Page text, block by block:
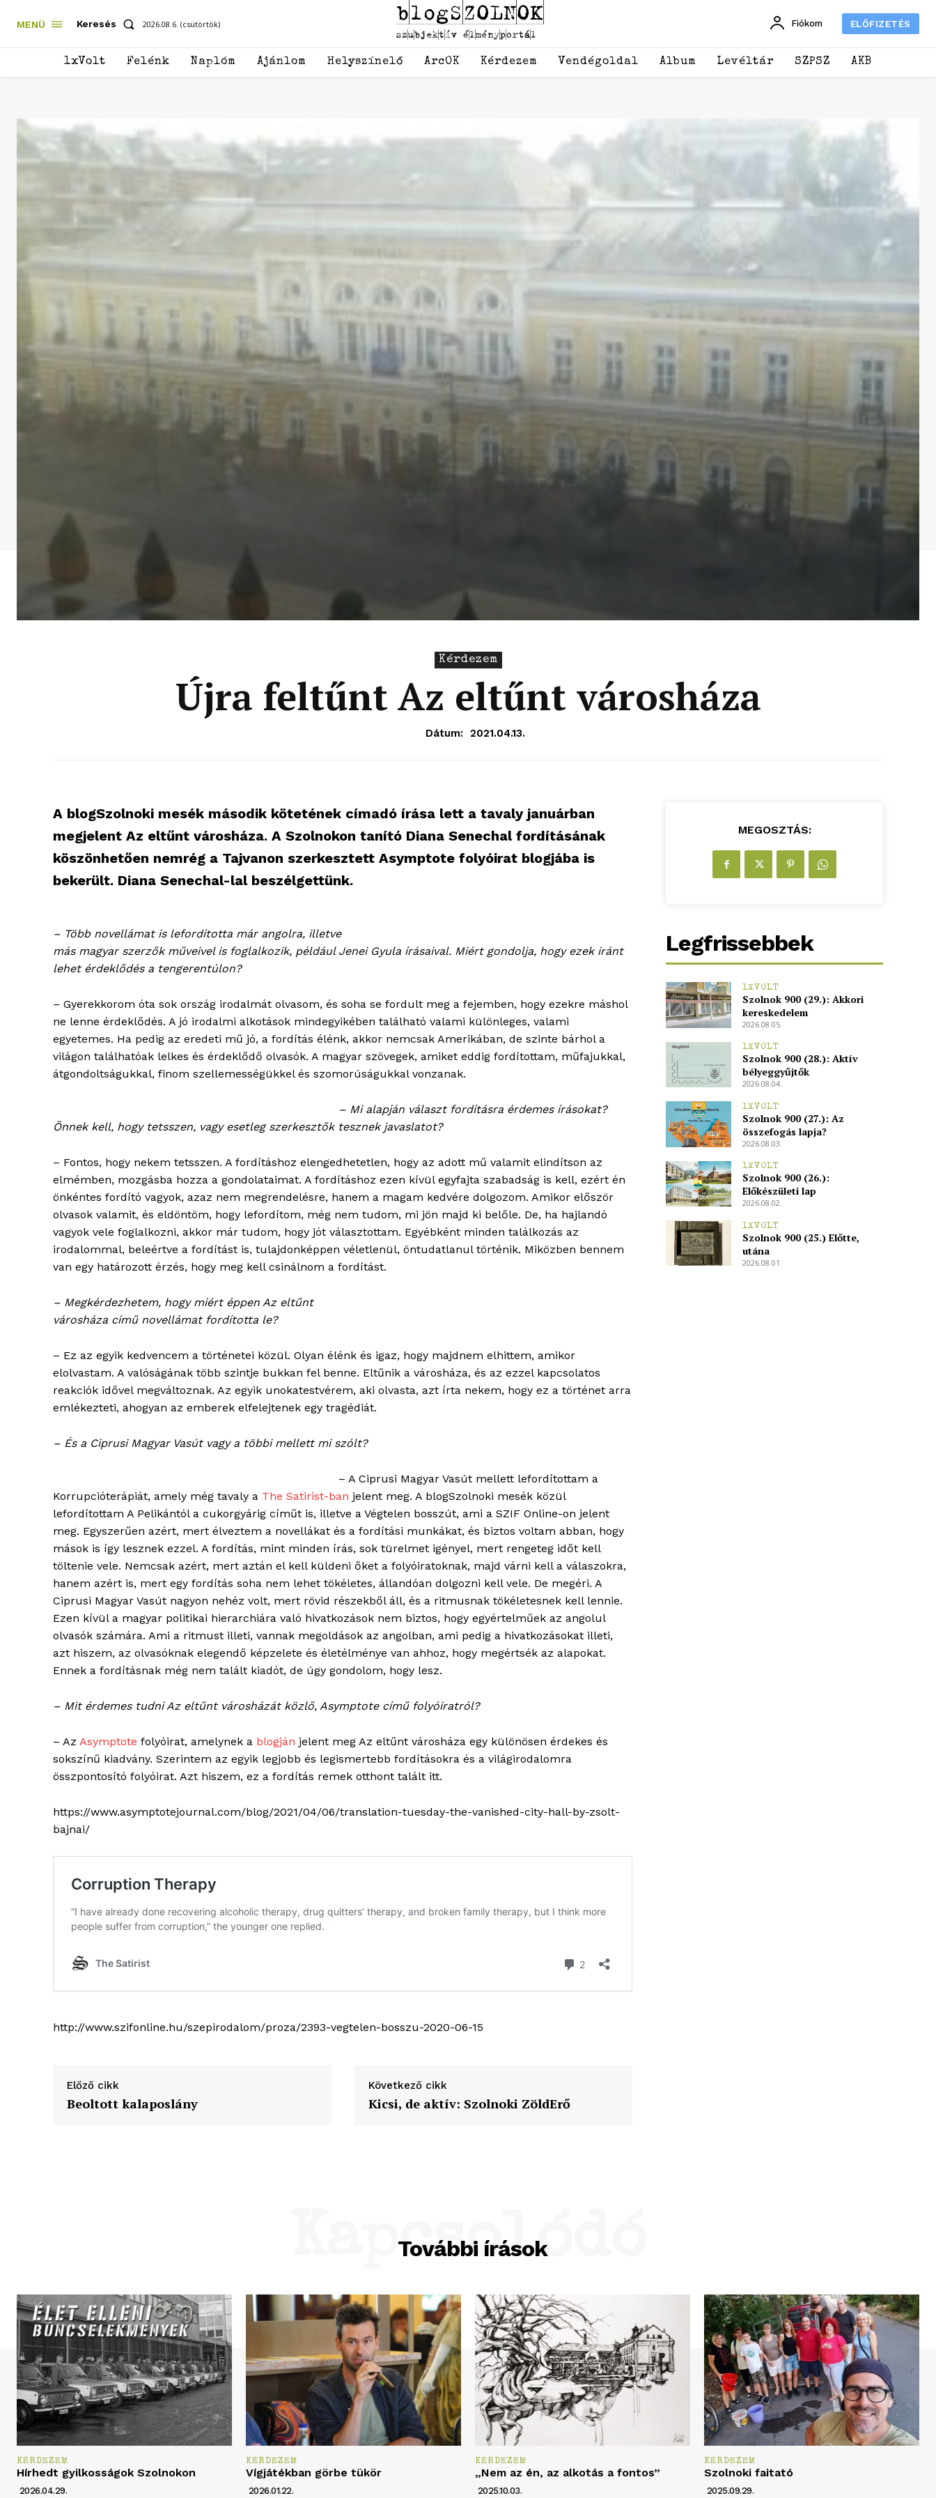
szubjektív
élményportál
ELŐFIZETÉS
Hasznos
Adatkezelési tájékoztató
Hirdetés
MENÜ Keresés 2026.08.6. (csütörtök) Fiókom ELŐFIZETÉS
1xVolt Felénk Naplóm Ajánlom Helyszínelő ArcOK Kérdezem Vendégoldal Album Levéltár SZPSZ AKB
Kérdezem
Újra feltűnt Az eltűnt városháza
Dátum: 2021.04.13.
A blogSzolnoki mesék második kötetének címadó írása lett a tavaly januárban
megjelent Az eltűnt városháza. A Szolnokon tanító Diana Senechal fordításának
köszönhetően nemrég a Tajvanon szerkesztett Asymptote folyóirat blogjába is
bekerült. Diana Senechal-lal beszélgettünk.
– Több novellámat is lefordította már angolra, illetve
más magyar szerzők műveivel is foglalkozik, például Jenei Gyula írásaival. Miért gondolja, hogy ezek iránt
lehet érdeklődés a tengerentúlon?
– Gyerekkorom óta sok ország irodalmát olvasom, és soha se fordult meg a fejemben, hogy ezekre máshol
ne lenne érdeklődés. A jó irodalmi alkotások mindegyikében található valami különleges, valami
egyetemes. Ha pedig az eredeti mű jó, a fordítás élénk, akkor nemcsak Amerikában, de szinte bárhol a
világon találhatóak lelkes és érdeklődő olvasók. A magyar szövegek, amiket eddig fordítottam, műfajukkal,
átgondoltságukkal, finom szellemességükkel és szomorúságukkal vonzanak.
– Mi alapján választ fordításra érdemes írásokat?
Önnek kell, hogy tetsszen, vagy esetleg szerkesztők tesznek javaslatot?
– Fontos, hogy nekem tetsszen. A fordításhoz elengedhetetlen, hogy az adott mű valamit elindítson az
elmémben, mozgásba hozza a gondolataimat. A fordításhoz ezen kívül egyfajta szabadság is kell, ezért én
önkéntes fordító vagyok, azaz nem megrendelésre, hanem a magam kedvére dolgozom. Amikor először
olvasok valamit, és eldöntöm, hogy lefordítom, még nem tudom, mi jön majd ki belőle. De, ha hajlandó
vagyok vele foglalkozni, akkor már tudom, hogy jót választottam. Egyébként minden találkozás az
irodalommal, beleértve a fordítást is, tulajdonképpen véletlenül, öntudatlanul történik. Miközben bennem
van egy határozott érzés, hogy meg kell csinálnom a fordítást.
– Megkérdezhetem, hogy miért éppen Az eltűnt
városháza című novellámat fordította le?
– Ez az egyik kedvencem a történetei közül. Olyan élénk és igaz, hogy majdnem elhittem, amikor
elolvastam. A valóságának több szintje bukkan fel benne. Eltűnik a városháza, és az ezzel kapcsolatos
reakciók idővel megváltoznak. Az egyik unokatestvérem, aki olvasta, azt írta nekem, hogy ez a történet arra
emlékezteti, ahogyan az emberek elfelejtenek egy tragédiát.
– És a Ciprusi Magyar Vasút vagy a többi mellett mi szólt?
– A Ciprusi Magyar Vasút mellett lefordítottam a
Korrupcióterápiát, amely még tavaly a The Satirist-ban jelent meg. A blogSzolnoki mesék közül
lefordítottam A Pelikántól a cukorgyárig címűt is, illetve a Végtelen bosszút, ami a SZIF Online-on jelent
meg. Egyszerűen azért, mert élveztem a novellákat és a fordítási munkákat, és biztos voltam abban, hogy
mások is így lesznek ezzel. A fordítás, mint minden írás, sok türelmet igényel, mert rengeteg időt kell
töltenie vele. Nemcsak azért, mert aztán el kell küldeni őket a folyóiratoknak, majd várni kell a válaszokra,
hanem azért is, mert egy fordítás soha nem lehet tökéletes, állandóan dolgozni kell vele. De megéri. A
Ciprusi Magyar Vasút nagyon nehéz volt, mert rövid részekből áll, és a ritmusnak tökéletesnek kell lennie.
Ezen kívül a magyar politikai hierarchiára való hivatkozások nem biztos, hogy egyértelműek az angolul
olvasók számára. Ami a ritmust illeti, vannak megoldások az angolban, ami pedig a hivatkozásokat illeti,
azt hiszem, az olvasóknak elegendő képzelete és életélménye van ahhoz, hogy megértsék az alapokat.
Ennek a fordításnak még nem talált kiadót, de úgy gondolom, hogy lesz.
– Mit érdemes tudni Az eltűnt városházát közlő, Asymptote című folyóiratról?
– Az Asymptote folyóirat, amelynek a blogján jelent meg Az eltűnt városháza egy különösen érdekes és
sokszínű kiadvány. Szerintem az egyik legjobb és legismertebb fordításokra és a világirodalomra
összpontosító folyóirat. Azt hiszem, ez a fordítás remek otthont talált itt.
https://www.asymptotejournal.com/blog/2021/04/06/translation-tuesday-the-vanished-city-hall-by-zsolt-
bajnai/
http://www.szifonline.hu/szepirodalom/proza/2393-vegtelen-bosszu-2020-06-15
Előző cikk
Beoltott kalaposlány
Következő cikk
Kicsi, de aktív: Szolnoki ZöldErő
MEGOSZTÁS:
Legfrissebbek
1XVOLT
Szolnok 900 (29.): Akkori
kereskedelem
2026.08.05.
1XVOLT
Szolnok 900 (28.): Aktív
bélyeggyűjtők
2026.08.04.
1XVOLT
Szolnok 900 (27.): Az
összefogás lapja?
2026.08.03.
1XVOLT
Szolnok 900 (26.):
Előkészületi lap
2026.08.02.
1XVOLT
Szolnok 900 (25.) Előtte,
utána
2026.08.01.
További írások
Kapcsolódó
KÉRDEZEM
Hírhedt gyilkosságok Szolnokon
2026.04.29.
KÉRDEZEM
Vígjátékban görbe tükör
2026.01.22.
KÉRDEZEM
„Nem az én, az alkotás a fontos”
2025.10.03.
KÉRDEZEM
Szolnoki faitató
2025.09.29.